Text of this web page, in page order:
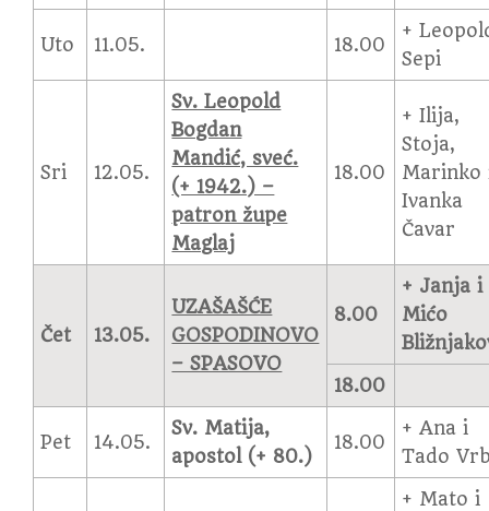
Uto 11.05. 18.00
+
Sepi
Sri 12.05.
Sv. Leopold
Bogdan
Mandić, sveć.
(+ 1942.) –
patron župe
Maglaj
18.00
+ Ilija,
Stoja,
Marinko
Ivanka
Čavar
Čet 13.05.
UZAŠAŠĆE
GOSPODINOVO
– SPASOVO
8.00
+ Janja i
Mićo
18.00
Pet 14.05.
Sv. Matija,
apostol (+ 80.)
18.00
+ Ana i
Tado
+ Mato i